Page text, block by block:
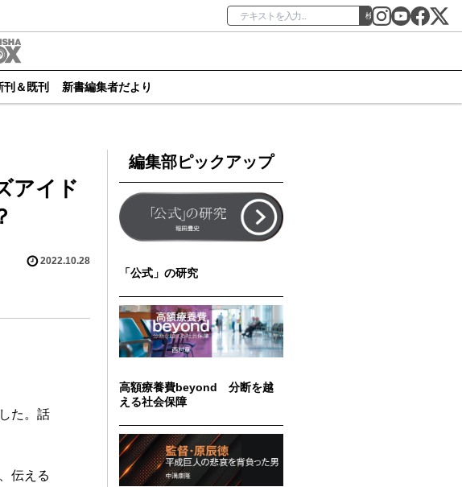
検索
刊＆既刊 新書編集者だより
アイド
2022.10.28
た。話
伝える
編集部ピックアップ
「公式」の研究
高額療養費beyond 分断を越
える社会保障